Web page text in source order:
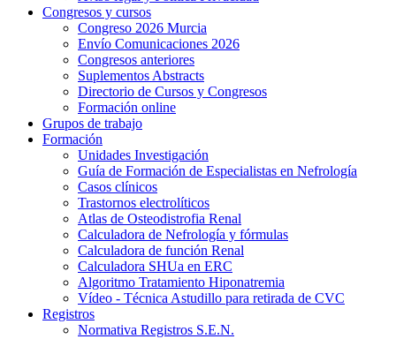
Congresos y cursos
Congreso 2026 Murcia
Envío Comunicaciones 2026
Congresos anteriores
Suplementos Abstracts
Directorio de Cursos y Congresos
Formación online
Grupos de trabajo
Formación
Unidades Investigación
Guía de Formación de Especialistas en Nefrología
Casos clínicos
Trastornos electrolíticos
Atlas de Osteodistrofia Renal
Calculadora de Nefrología y fórmulas
Calculadora de función Renal
Calculadora SHUa en ERC
Algoritmo Tratamiento Hiponatremia
Vídeo - Técnica Astudillo para retirada de CVC
Registros
Normativa Registros S.E.N.